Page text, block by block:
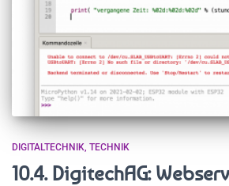
DIGITALTECHNIK TECHNIK
10.4. DigitechAG: